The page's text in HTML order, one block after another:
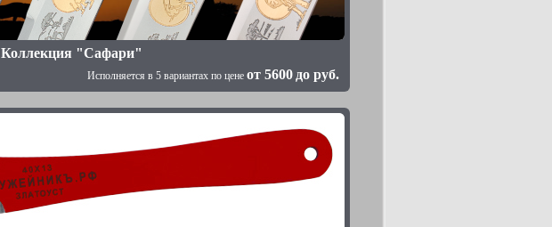
Коллекция "Сафари"
Исполняется в 5 вариантах по цене от 5600 до руб.